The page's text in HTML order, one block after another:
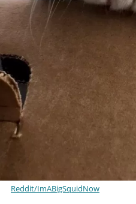
Reddit/ImABigSquidNow